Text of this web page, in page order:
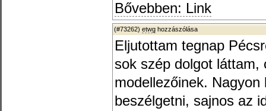
Bővebben: Link
(#73262) etwg hozzászólása
Eljutottam tegnap
sok szép dolgot láttam,
modellezőinek.
beszélgetni, sajnos az